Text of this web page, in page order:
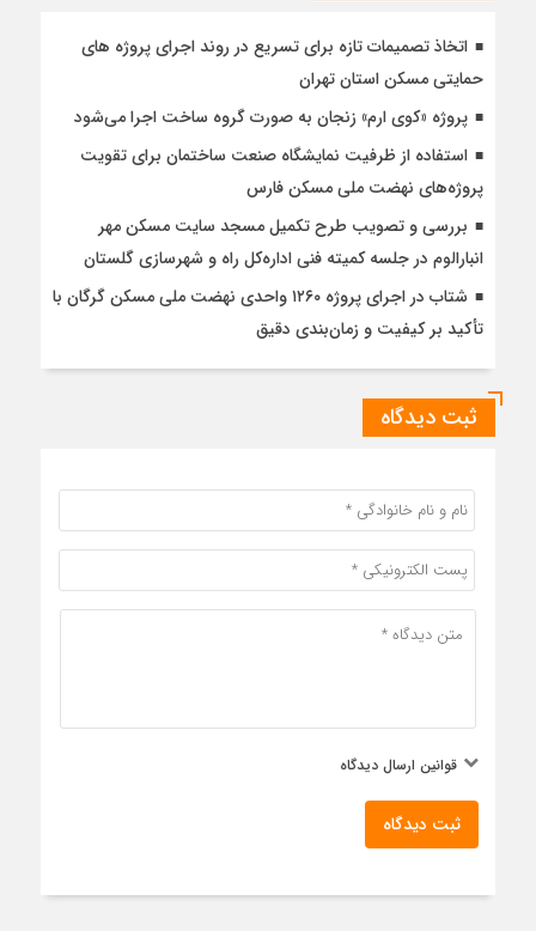
اتخاذ تصمیمات تازه برای تسریع در روند اجرای پروژه های
حمایتی مسکن استان تهران
پروژه «کوی ارم» زنجان به صورت گروه ساخت اجرا می‌شود
استفاده از ظرفیت نمایشگاه صنعت ساختمان برای تقویت
پروژه‌های نهضت ملی مسکن فارس
بررسی و تصویب طرح تکمیل مسجد سایت مسکن مهر
انبارالوم در جلسه کمیته فنی اداره‌کل راه و شهرسازی گلستان
شتاب در اجرای پروژه ۱۲۶۰ واحدی نهضت ملی مسکن گرگان با
تأکید بر کیفیت و زمان‌بندی دقیق
ثبت دیدگاه
قوانین ارسال دیدگاه
ثبت دیدگاه